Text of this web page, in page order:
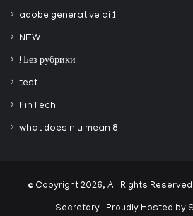
adobe generative ai 1
NEW
! Без рубрики
test
FinTech
what does nlu mean 8
© Copyright 2026, All Rights
Secretary | Proudly Hosted by